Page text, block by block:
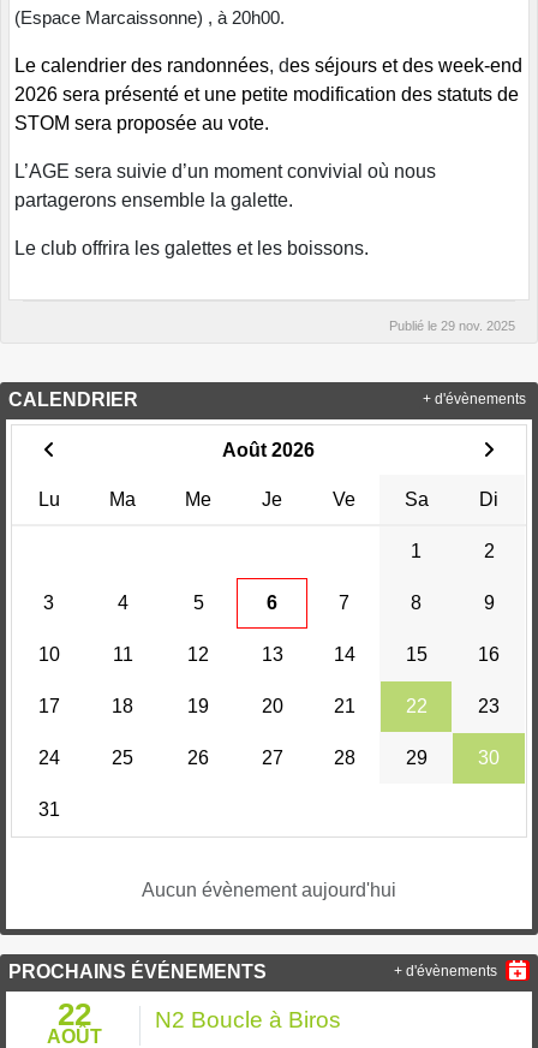
(Espace Marcaissonne) , à 20h00.
Le calendrier des randonnées, des séjours et des week-end
2026 sera présenté et une petite modification des statuts de
STOM sera proposée au vote.
L’AGE sera suivie d’un moment convivial où nous
partagerons ensemble la galette.
Le club offrira les galettes et les boissons.
Publié le 29 nov. 2025
CALENDRIER
Août 2026
Lu Ma Me Je Ve Sa Di
1 2
3 4 5 6 7 8 9
10 11 12 13 14 15 16
17 18 19 20 21 22 23
24 25 26 27 28 29 30
31
Aucun évènement aujourd'hui
+ d'évènements
PROCHAINS ÉVÉNEMENTS
22
AOÛT
N2 Boucle à Biros
+ d'évènements